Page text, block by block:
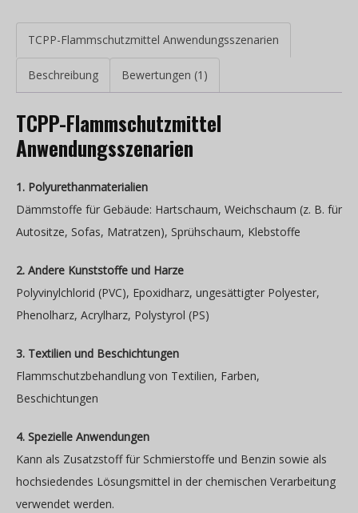
TCPP-Flammschutzmittel Anwendungsszenarien
Beschreibung Bewertungen (1)
TCPP-Flammschutzmittel
Anwendungsszenarien
1. Polyurethanmaterialien
Dämmstoffe für Gebäude: Hartschaum, Weichschaum (z. B. für
Autositze, Sofas, Matratzen), Sprühschaum, Klebstoffe
2. Andere Kunststoffe und Harze
Polyvinylchlorid (PVC), Epoxidharz, ungesättigter Polyester,
Phenolharz, Acrylharz, Polystyrol (PS)
3. Textilien und Beschichtungen
Flammschutzbehandlung von Textilien, Farben,
Beschichtungen
4. Spezielle Anwendungen
Kann als Zusatzstoff für Schmierstoffe und Benzin sowie als
hochsiedendes Lösungsmittel in der chemischen Verarbeitung
verwendet werden.